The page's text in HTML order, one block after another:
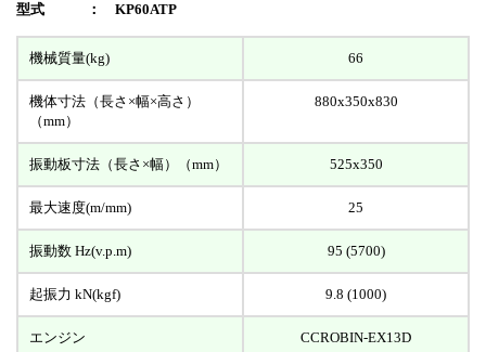
型式 ： KP60ATP
機械質量(kg) 66
機体寸法（長さ×幅×高さ）
（mm）
880x350x830
振動板寸法（長さ×幅）（mm） 525x350
最大速度(m/mm) 25
振動数 Hz(v.p.m) 95 (5700)
起振力 kN(kgf) 9.8 (1000)
エンジン CCROBIN-EX13D